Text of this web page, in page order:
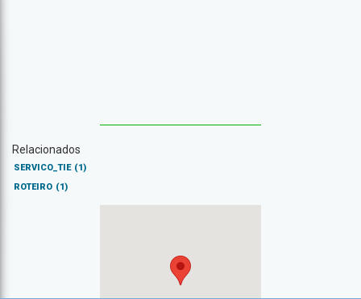
Relacionados
SERVICO_TIE (1)
ROTEIRO (1)